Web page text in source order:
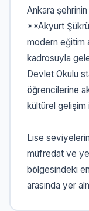
Ankara
**Akyurt
modern eğitim
kadrosuyla
Devlet Okulu
öğrencilerine
kültürel gelişim
Lise
müfredat ve
bölgesindeki
arasında yer